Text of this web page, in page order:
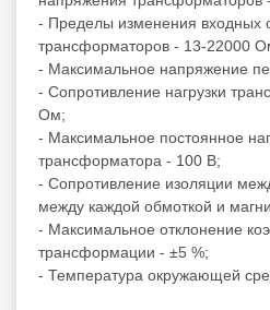
- Пределы изменения входных
трансформаторов - 13-22000
- Максимальное напряжение
- Сопротивление нагрузки
Ом;
- Максимальное постоянное
трансформатора - 100 В;
- Сопротивление изоляции
между каждой обмоткой и
- Максимальное отклонение
трансформации - ±5 %;
- Температура окружающей